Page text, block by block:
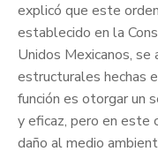
explicó que este
establecido en la
Unidos Mexicanos, se
estructurales hechas
función es otorgar un
y eficaz, pero en este
daño al medio